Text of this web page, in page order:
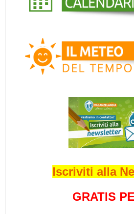
Iscriviti alla
GRATIS